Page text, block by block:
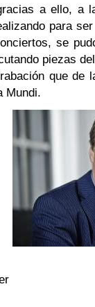
a ello, a
para
se
piezas
que de
Mundi.